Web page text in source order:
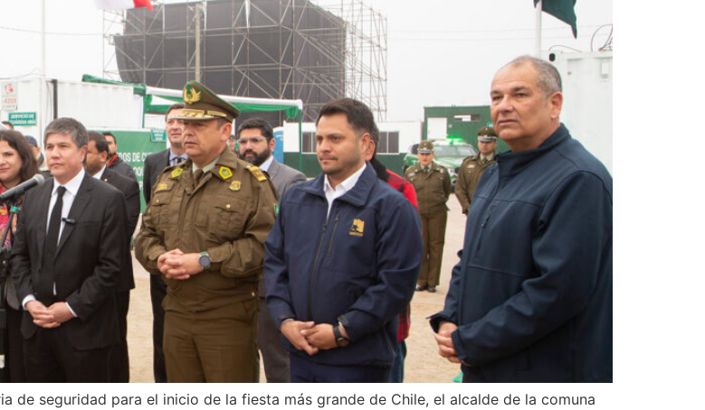
de seguridad para el inicio de la fiesta más grande de Chile, el alcalde de la comuna